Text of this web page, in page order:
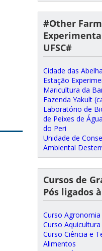
#Other
UFSC#
Cidade das
Estação
Maricultura da
Fazenda Yakult
Laboratório de
de Peixes de
do Peri
Unidade de
Ambiental
Cursos de
Pós ligados
Curso Agronomia
Curso Aquicultura
Curso Ciência e
Alimentos